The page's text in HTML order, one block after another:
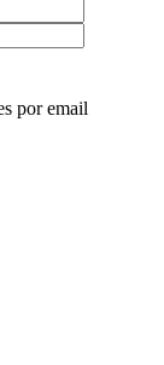
por email